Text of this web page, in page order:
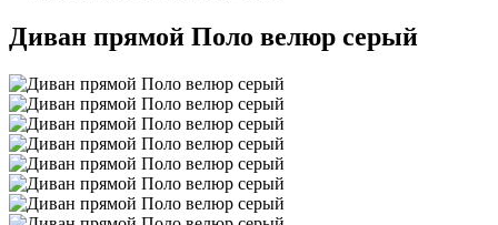
Диван прямой Поло велюр серый